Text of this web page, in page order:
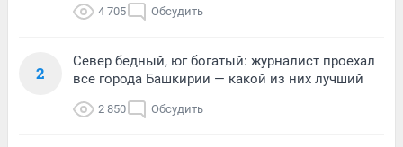
4 705 Обсудить
2
Север бедный, юг богатый: журналист проехал
все города Башкирии — какой из них лучший
2 850 Обсудить